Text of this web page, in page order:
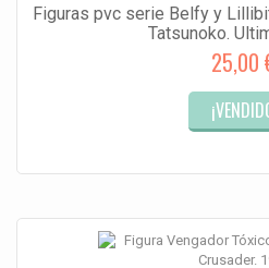
Figuras pvc serie Belfy y
Tatsunoko.
25,00